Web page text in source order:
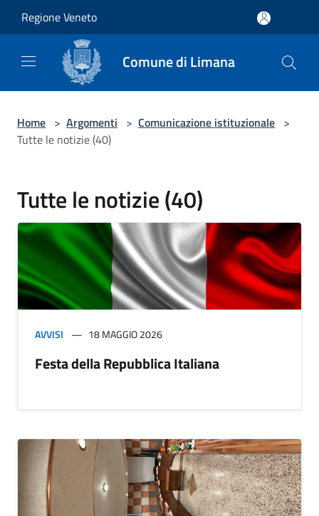
Regione Veneto
Comune di Limana
Home > Argomenti > Comunicazione istituzionale >
Tutte le notizie (40)
Tutte le notizie (40)
AVVISI 18 MAGGIO 2026
Festa della Repubblica Italiana